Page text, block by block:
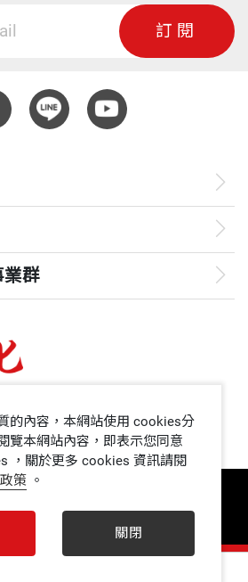
訂閱
業群
的內容，本網站使用 cookies分
覽本網站內容，即表示您同意
，關於更多 cookies 資訊請閱
策 。
關閉